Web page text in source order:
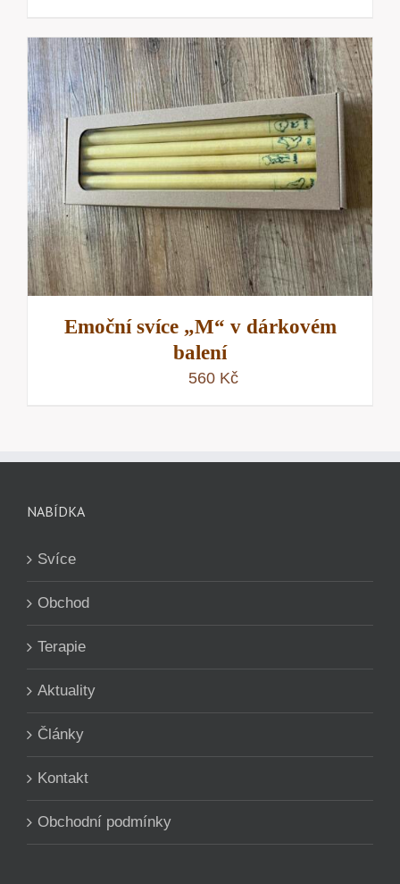
Emoční svíce „M“ v dárkovém
balení
560 Kč
NABÍDKA
Svíce
Obchod
Terapie
Aktuality
Články
Kontakt
Obchodní podmínky